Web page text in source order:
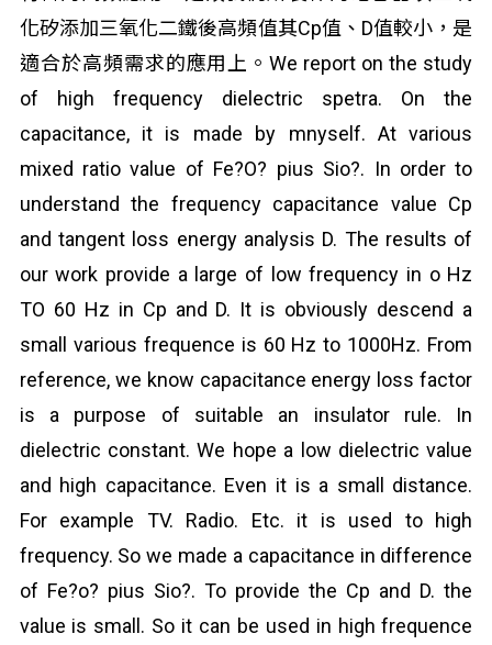
化矽添加三氧化二鐵後高頻值其Cp值、D值較小，是
適合於高頻需求的應用上。We report on the study
of high frequency dielectric spetra. On the
capacitance, it is made by mnyself. At various
mixed ratio value of Fe?O? pius Sio?. In order to
understand the frequency capacitance value Cp
and tangent loss energy analysis D. The results of
our work provide a large of low frequency in o Hz
TO 60 Hz in Cp and D. It is obviously descend a
small various frequence is 60 Hz to 1000Hz. From
reference, we know capacitance energy loss factor
is a purpose of suitable an insulator rule. In
dielectric constant. We hope a low dielectric value
and high capacitance. Even it is a small distance.
For example TV. Radio. Etc. it is used to high
frequency. So we made a capacitance in difference
of Fe?o? pius Sio?. To provide the Cp and D. the
value is small. So it can be used in high frequence